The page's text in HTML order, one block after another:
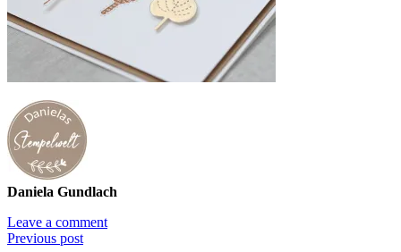
Daniela Gundlach
Leave a comment
Previous post